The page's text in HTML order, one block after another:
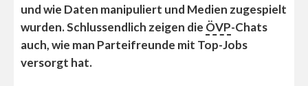
und wie Daten manipuliert und Medien zugespielt
wurden. Schlussendlich zeigen die ÖVP-Chats
auch, wie man Parteifreunde mit Top-Jobs
versorgt hat.